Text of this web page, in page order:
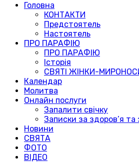
Головна
КОНТАКТИ
Предстоятель
Настоятель
ПРО ПАРАФІЮ
ПРО ПАРАФІЮ
Історія
СВЯТІ ЖІНКИ-
Календар
Молитва
Онлайн послуги
Запалити свічку
Записки за здоров’я та
Новини
СВЯТА
ФОТО
ВІДЕО